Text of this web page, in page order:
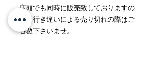
店頭でも同時に販売致しておりますの
で、行き違いによる売り切れの際はご
容赦下さいませ。